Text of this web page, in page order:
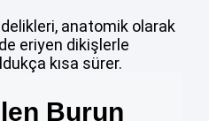
anatomik olarak
eriyen dikişlerle
kısa sürer.
Burun